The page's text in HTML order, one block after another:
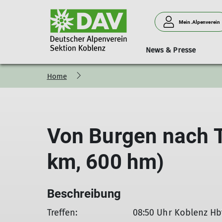
Mein.Alpenverein
News & Presse
Neues aus der Sektion
Geschäftsstelle Personen
Vorträge Kurse & Touren
Bergsteigen Donnerstagssport Familien
Hütten Verleih
Home
Von Burgen nach
km, 600 hm)
Beschreibung
Treffen: 08:50 Uhr Koblenz